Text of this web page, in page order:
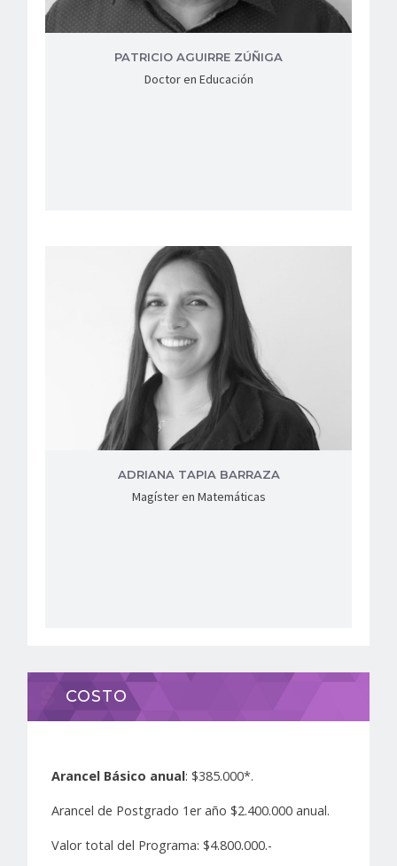
PATRICIO AGUIRRE ZÚÑIGA
Doctor en Educación
ADRIANA TAPIA BARRAZA
Magíster en Matemáticas
COSTO
Arancel Básico anual: $385.000*.
Arancel de Postgrado 1er año $2.400.000 anual.
Valor total del Programa: $4.800.000.-